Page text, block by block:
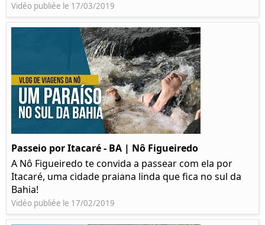
Vidéo publiée le 17/03/2019
Passeio por Itacaré - BA | Nô Figueiredo
A Nô Figueiredo te convida a passear com ela por
Itacaré, uma cidade praiana linda que fica no sul da
Bahia!
Vidéo publiée le 17/02/2019